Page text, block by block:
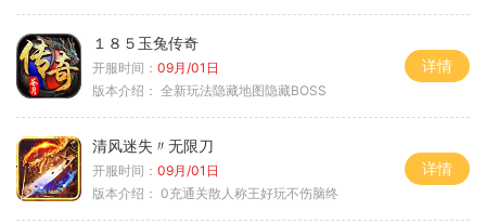
１８５玉兔传奇
开服时间： 09月/01日
版本介绍： 全新玩法隐藏地图隐藏BOSS
详情
清风迷失〃无限刀
开服时间： 09月/01日
版本介绍： 0充通关散人称王好玩不伤脑终
详情